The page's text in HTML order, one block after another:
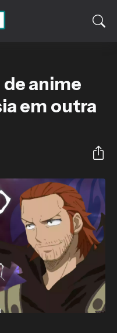
anime
em outra